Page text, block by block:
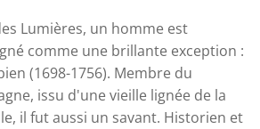
Lumières, un homme est
comme une brillante exception :
(1698-1756). Membre du
issu d'une vieille lignée de la
il fut aussi un savant. Historien et